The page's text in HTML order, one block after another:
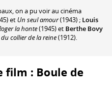
on a pu voir au cinéma
et Un seul amour(1943) ; Louis
la honte(1945) et Berthe Bovy
collier de la reine(1912).
film : Boule de